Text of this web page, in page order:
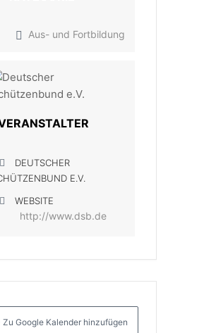
Aus- und Fortbildung
DEUTSCHER
E.V.
WEBSITE
http://www.dsb.de
Zu Google Kalender hinzufügen